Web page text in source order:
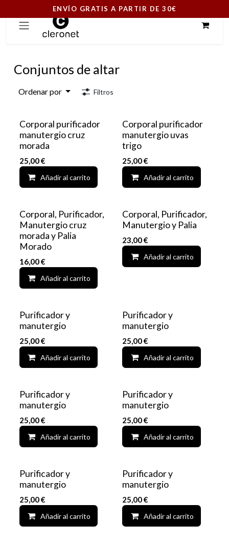
Ir al contenido
Conjuntos de altar
Ordenar por Filtros
Corporal purificador
manutergio cruz
morada
25,00€
Añadir al carrito Add to wishlist
Corporal purificador
manutergio uvas
trigo
25,00€
Añadir al carrito
Corporal, Purificador,
Manutergio cruz
morada y Palia
Morado
16,00€
Añadir al carrito
Corporal, Purificador,
Manutergio y Palia
23,00€
Añadir al carrito
Purificador y
manutergio
25,00€
Añadir al carrito Add to wishlist
Purificador y
manutergio
25,00€
Añadir al carrito
Purificador y
manutergio
25,00€
Añadir al carrito Add to wishlist
Purificador y
manutergio
25,00€
Añadir al carrito
Purificador y
manutergio
25,00€
Añadir al carrito Add to wishlist
Purificador y
manutergio
25,00€
Añadir al carrito
ENVÍO GRATIS A PARTIR DE 30€